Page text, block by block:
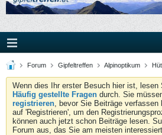
Forum Gipfeltreffen Alpinoptikum
Wenn dies Ihr erster Besuch hier ist, lesen
Häufig gestellte Fragen durch. Sie
registrieren, bevor Sie Beiträge
auf 'Registrieren', um den
können auch jetzt schon Beiträge lesen.
Forum aus, das Sie am meisten